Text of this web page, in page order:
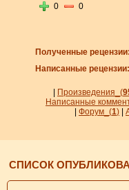
0
0
Полученные рецензии:
Написанные рецензии:
Произведения_ (
Написанные
Форум_ (1)
СПИСОК